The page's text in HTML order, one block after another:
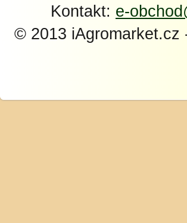
Kontakt: e-
© 2013 iAgromarket.cz